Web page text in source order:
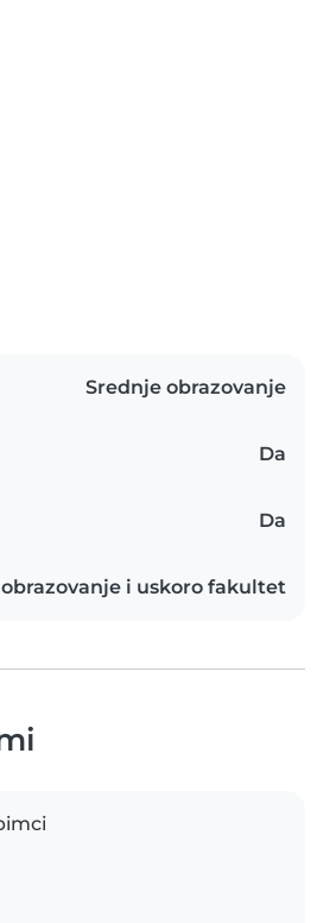
Srednje obrazovanje
Da
Da
i uskoro fakultet